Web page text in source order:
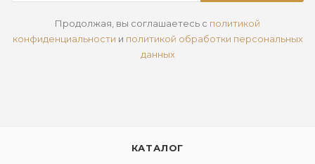
Продолжая, вы соглашаетесь с политикой
конфиденциальности и политикой обработки персональных
данных
КАТАЛОГ